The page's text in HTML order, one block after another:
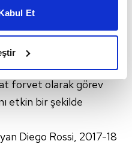
Bunu yaparken
deneyimi sunmak
ve bu noktada,
isteriz.
izin vermedikleri
Et
dünyaya gelen Diego
forvet olarak görev
etkin bir şekilde
Diego Rossi, 2017-18